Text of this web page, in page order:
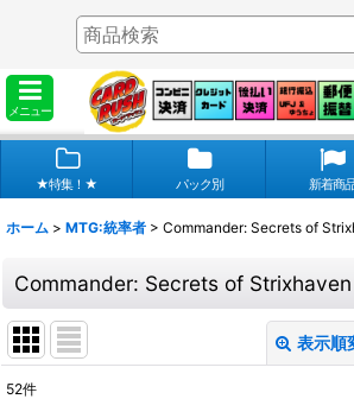
メニュー
★特集！★ パック別 新着商
ホーム > MTG:統率者 > Commander: Secrets of
Commander: Secrets of Strixhaven
表示順
52件